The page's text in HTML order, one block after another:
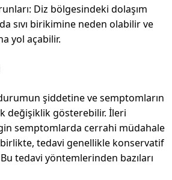
Diz bölgesindeki dolaşım
sıvı birikimine neden olabilir ve
yol açabilir.
şiddetine ve semptomların
değişiklik gösterebilir. İleri
semptomlarda cerrahi müdahale
tedavi genellikle konservatif
tedavi yöntemlerinden bazıları